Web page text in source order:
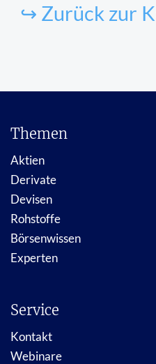
↪ Zurück zur
Themen
Aktien
Derivate
Devisen
Rohstoffe
Börsenwissen
Experten
Service
Kontakt
Webinare